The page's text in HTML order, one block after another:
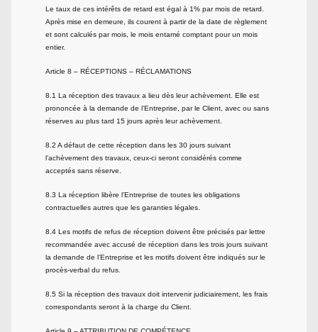
Le taux de ces intérêts de retard est égal à 1% par mois de retard.
Après mise en demeure, ils courent à partir de la date de règlement
et sont calculés par mois, le mois entamé comptant pour un mois
entier.
Article 8 – RÉCEPTIONS – RÉCLAMATIONS
8.1 La réception des travaux a lieu dès leur achèvement. Elle est
prononcée à la demande de l’Entreprise, par le Client, avec ou sans
réserves au plus tard 15 jours après leur achèvement.
8.2 A défaut de cette réception dans les 30 jours suivant
l’achèvement des travaux, ceux-ci seront considérés comme
acceptés sans réserve.
8.3 La réception libère l’Entreprise de toutes les obligations
contractuelles autres que les garanties légales.
8.4 Les motifs de refus de réception doivent être précisés par lettre
recommandée avec accusé de réception dans les trois jours suivant
la demande de l’Entreprise et les motifs doivent être indiqués sur le
procès-verbal du refus.
8.5 Si la réception des travaux doit intervenir judiciairement, les frais
correspondants seront à la charge du Client.